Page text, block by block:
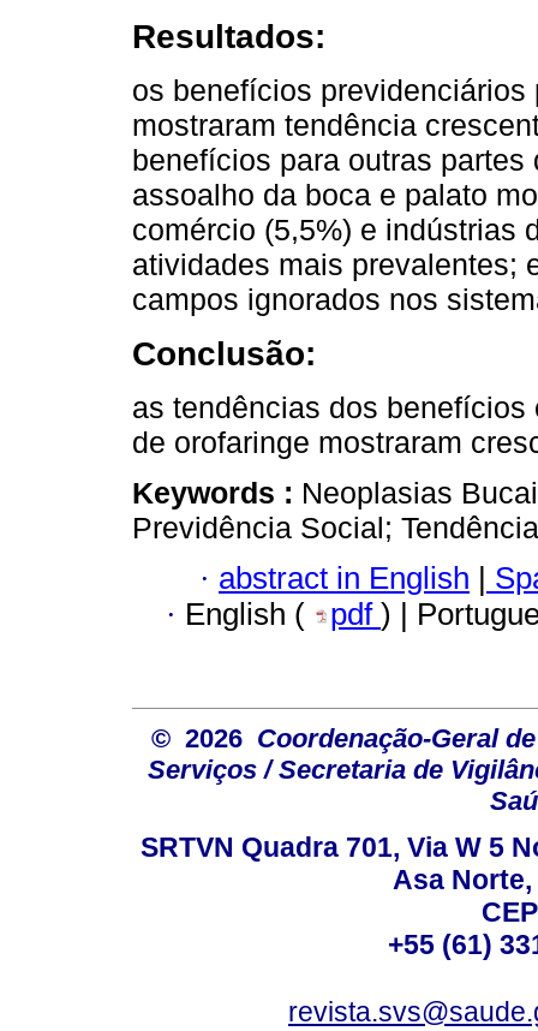
Resultados:
os benefícios
mostraram tendência
benefícios para outras
assoalho da boca e palato
comércio (5,5%) e indústrias
atividades mais prevalentes;
campos ignorados nos
Conclusão:
as tendências dos
de orofaringe mostraram
Keywords : Neoplasias
Previdência Social;
· abstract in English
· English ( pdf ) |
© 2026 Coordenação-Geral
Serviços / Secretaria de
SRTVN Quadra 701, Via W 5
Asa
+55 (61)